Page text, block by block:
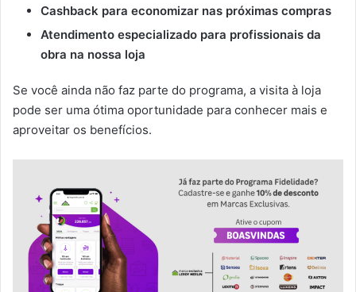
Cashback para economizar nas próximas compras
Atendimento especializado para profissionais da
obra na nossa loja
Se você ainda não faz parte do programa, a visita à loja
pode ser uma ótima oportunidade para conhecer mais e
aproveitar os benefícios.